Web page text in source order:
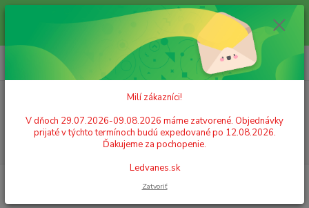
Milí zákazníci! V dňoch 29.07.2026-09.08.2026 máme zatvorené.
Objednávky prijaté v týchto termínoch budú expedované po 12.08.2026.
Ďakujeme za pochopenie. Ledvanes.sk
+421 908 755 958
Po. - Pia. od 9:00 hod. - 16:00 hod.
za0,00 EUR
Grafitová ceruzka KOH-I-NOOR 1500 7B technická
Milí zákazníci!
V dňoch 29.07.2026-09.08.2026 máme zatvorené. Objednávky
prijaté v týchto termínoch budú expedované po 12.08.2026.
Ďakujeme za pochopenie.
Ledvanes.sk
Zatvoriť